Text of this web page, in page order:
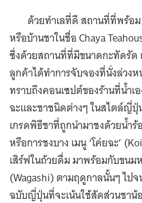
ด้วยทำเลที่ดี สถานที่ที่พร้อ
หรือบ้านชาในชื่อ Chaya
ซึ่งด้วยสถานที่ที่มีขนาดกะทัดรัด
ลูกค้าได้ทำการจับจองที่นั่งล่วง
ทราบถึงคอนเซปต์ของร้านที่น้ำเ
ฉะและชาชนิดต่างๆ ในสไตล์ญี่
เกรดพิธีชาที่ถูกนำมาชงด้วยน้ำร้
หรือการชงบาง เมนู ‘โค่ยฉะ’
เสิร์ฟในถ้วยดื่ม มาพร้อมกับขน
(Wagashi) ตามฤดูกาลนั้นๆ ไป
ฉบับญี่ปุ่นที่จะเน้นใช้สัดส่วนชาน้